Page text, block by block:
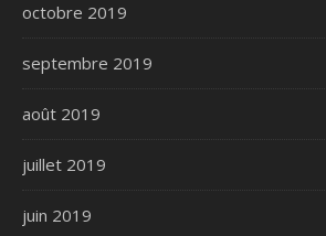
octobre 2019
septembre 2019
août 2019
juillet 2019
juin 2019